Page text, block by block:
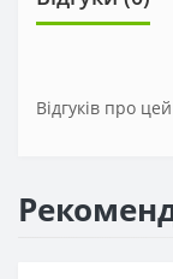
Відгуків про